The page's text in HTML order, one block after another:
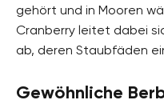
gehört und in Mooren
Cranberry leitet dabei
ab, deren Staubfäden
Gewöhnliche